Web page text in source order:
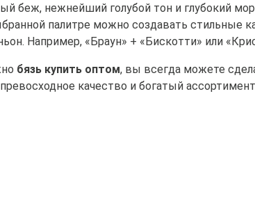
беж, нежнейший голубой тон и глубокий
палитре можно создавать стильные
Например, «Браун» + «Бискотти» или
бязь купить оптом, вы всегда можете
качество и богатый